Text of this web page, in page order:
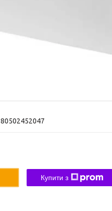
80502452047
Купити з